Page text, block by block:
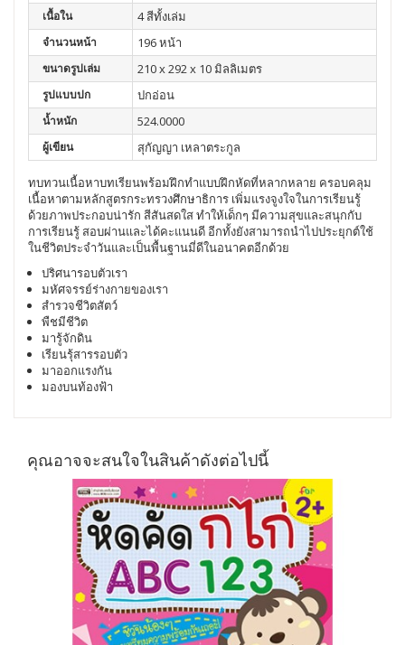
เนื้อใน 4 สีทั้งเล่ม
จำนวนหน้า 196 หน้า
ขนาดรูปเล่ม 210 x 292 x 10 มิลลิเมตร
รูปแบบปก ปกอ่อน
น้ำหนัก 524.0000
ผู้เขียน สุกัญญา เหลาตระกูล
ทบทวนเนื้อหาบทเรียนพร้อมฝึกทำแบบฝึกหัดที่หลากหลาย ครอบคลุม
เนื้อหาตามหลักสูตรกระทรวงศึกษาธิการ เพิ่มแรงจูงใจในการเรียนรู้
ด้วยภาพประกอบน่ารัก สีสันสดใส ทำให้เด็กๆ มีความสุขและสนุกกับ
การเรียนรู้ สอบผ่านและได้คะแนนดี อีกทั้งยังสามารถนำไปประยุกต์ใช้
ในชีวิตประจำวันและเป็นพื้นฐานมี่ดีในอนาคตอีกด้วย
ปริศนารอบตัวเรา
มหัศจรรย์ร่างกายของเรา
สำรวจชีวิตสัตว์
พืชมีชีวิต
มารู้จักดิน
เรียนรุ้สารรอบตัว
มาออกแรงกัน
มองบนท้องฟ้า
คุณอาจจะสนใจในสินค้าดังต่อไปนี้